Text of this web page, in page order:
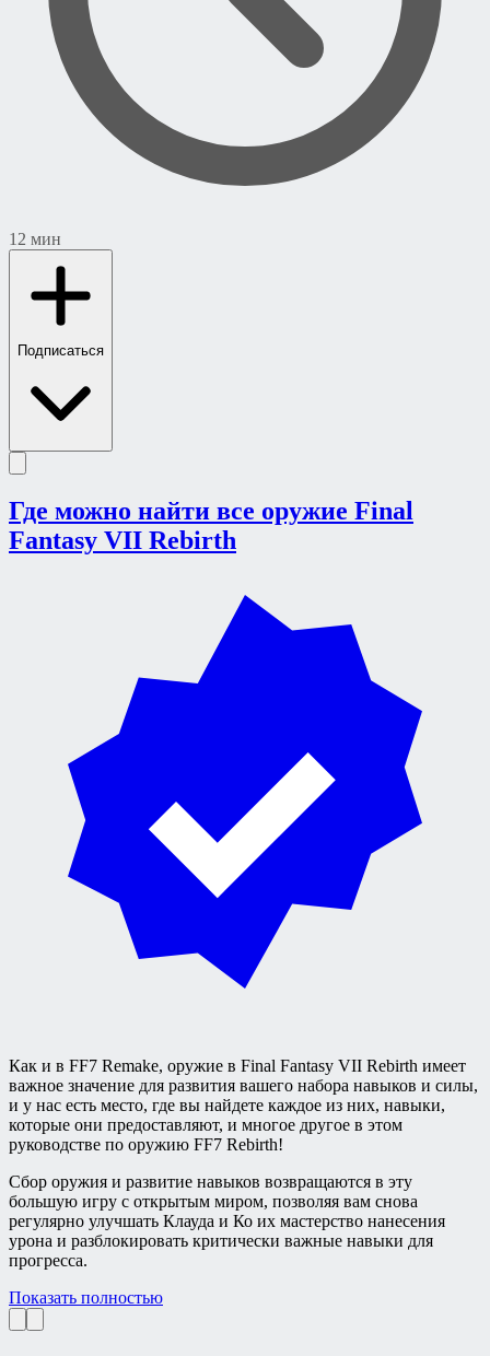
12 мин
Подписаться
Где можно найти все оружие Final
Fantasy VII Rebirth
Как и в FF7 Remake, оружие в Final Fantasy VII Rebirth имеет
важное значение для развития вашего набора навыков и силы,
и у нас есть место, где вы найдете каждое из них, навыки,
которые они предоставляют, и многое другое в этом
руководстве по оружию FF7 Rebirth!
Сбор оружия и развитие навыков возвращаются в эту
большую игру с открытым миром, позволяя вам снова
регулярно улучшать Клауда и Ко их мастерство нанесения
урона и разблокировать критически важные навыки для
прогресса.
Показать полностью